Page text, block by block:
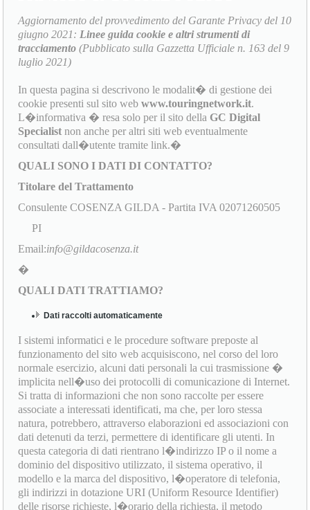
Aggiornamento del provvedimento del Garante Privacy del 10
giugno 2021: Linee guida cookie e altri strumenti di
tracciamento (Pubblicato sulla Gazzetta Ufficiale n. 163 del 9
luglio 2021)
In questa pagina si descrivono le modalit� di gestione dei
cookie presenti sul sito webwww.touringnetwork.it.
L�informativa � resa solo per il sito della GC Digital
Specialist non anche per altri siti web eventualmente
consultati dall�utente tramite link.�
QUALI SONO I DATI DI CONTATTO?
Titolare del Trattamento
Consulente COSENZA GILDA - Partita IVA 02071260505
PI
Email:info@gildacosenza.it
�
QUALI DATI TRATTIAMO?
Dati raccolti automaticamente
I sistemi informatici e le procedure software preposte al
funzionamento del sito web acquisiscono, nel corso del loro
normale esercizio, alcuni dati personali la cui trasmissione �
implicita nell�uso dei protocolli di comunicazione di Internet.
Si tratta di informazioni che non sono raccolte per essere
associate a interessati identificati, ma che, per loro stessa
natura, potrebbero, attraverso elaborazioni ed associazioni con
dati detenuti da terzi, permettere di identificare gli utenti. In
questa categoria di dati rientrano l�indirizzo IP o il nome a
dominio del dispositivo utilizzato, il sistema operativo, il
modello e la marca del dispositivo, l�operatore di telefonia,
gli indirizzi in dotazione URI (Uniform Resource Identifier)
delle risorse richieste, l�orario della richiesta, il metodo